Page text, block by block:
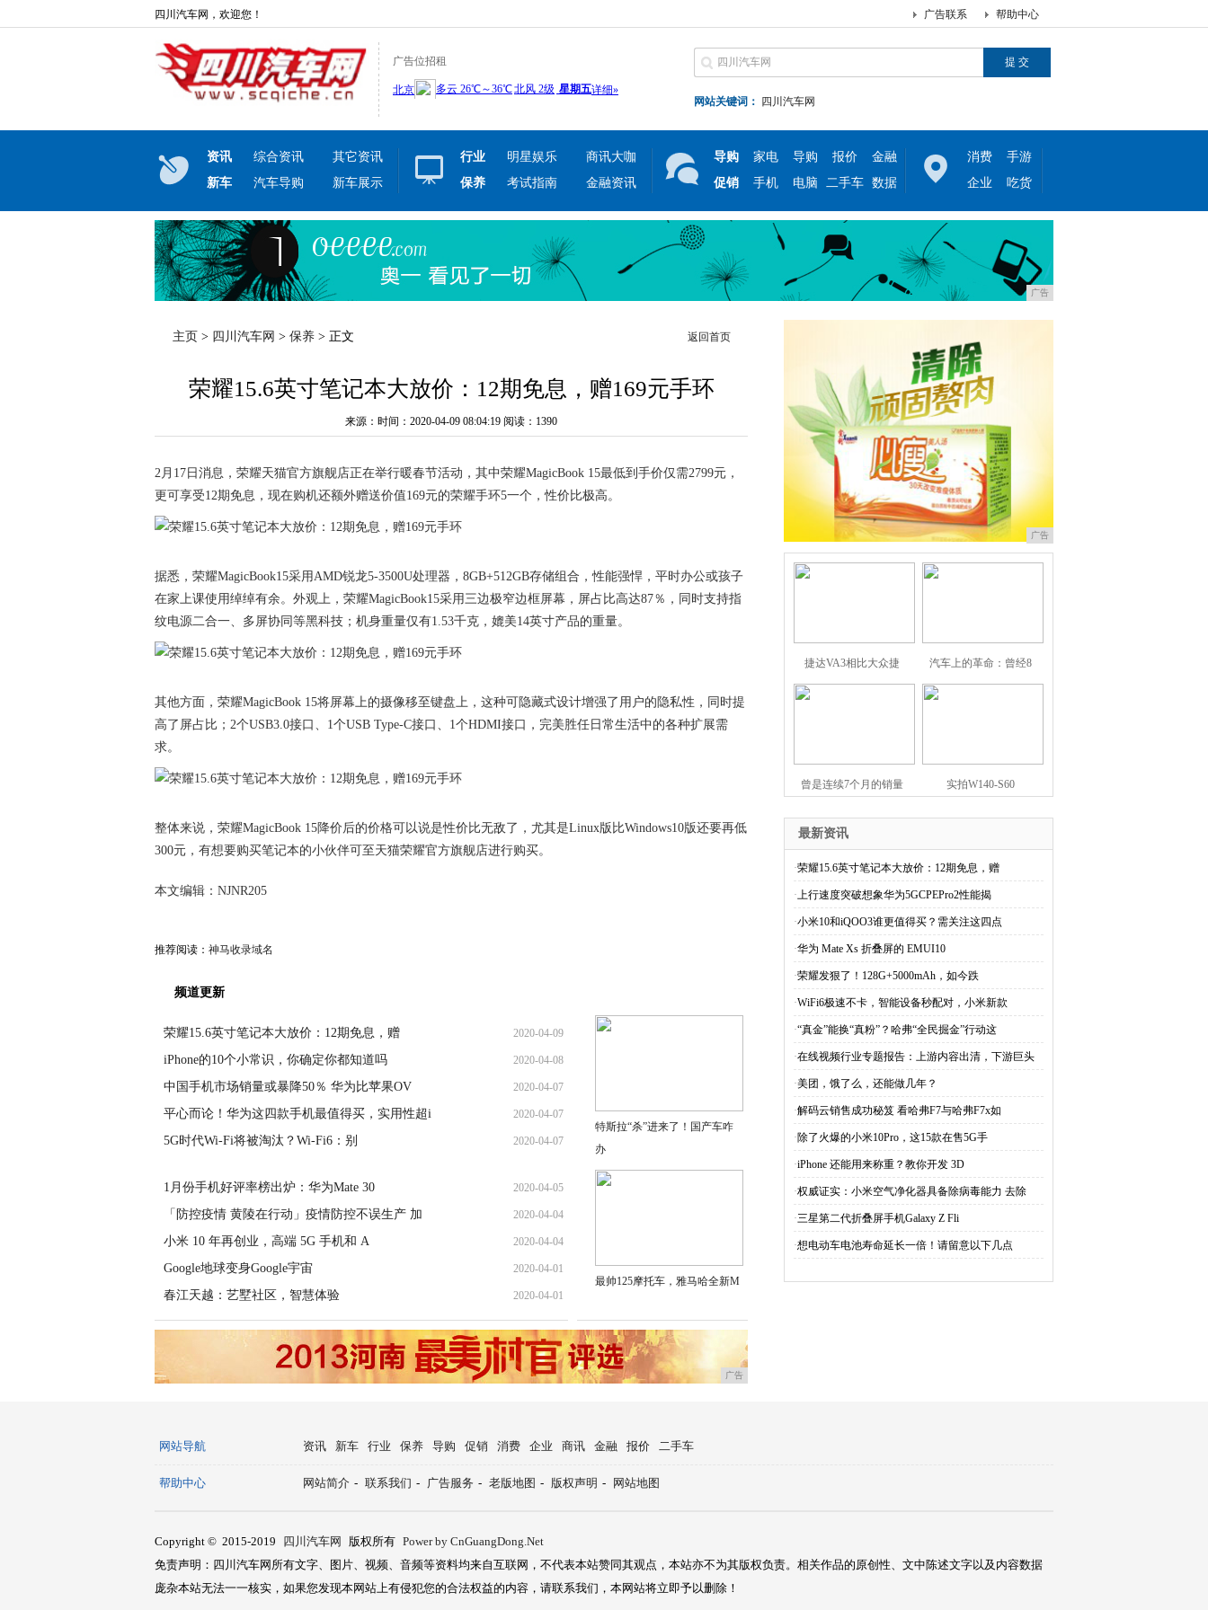
四川汽车网，欢迎您！ 帮助中心
广告联系
广告位招租
网站关键词： 四川汽车网
资讯 综合资讯
其它资讯
新车
汽车导购 新车展示
行业 明星娱乐
商讯大咖
保养
考试指南 金融资讯
导购 家电 导购 报价
金融
促销
手机 电脑 二手车 数据
消费
手游
企业
吃货
广告
主页 > 四川汽车网 > 保养 > 正文 返回首页
荣耀15.6英寸笔记本大放价：12期免息，赠169元手环
来源：时间：2020-04-09 08:04:19 阅读：1390
2月17日消息，荣耀天猫官方旗舰店正在举行暖春节活动，其中荣耀MagicBook 15最低到手价仅需2799元，
更可享受12期免息，现在购机还额外赠送价值169元的荣耀手环5一个，性价比极高。
据悉，荣耀MagicBook15采用AMD锐龙5-3500U处理器，8GB+512GB存储组合，性能强悍，平时办公或孩子
在家上课使用绰绰有余。外观上，荣耀MagicBook15采用三边极窄边框屏幕，屏占比高达87％，同时支持指
纹电源二合一、多屏协同等黑科技；机身重量仅有1.53千克，媲美14英寸产品的重量。
其他方面，荣耀MagicBook 15将屏幕上的摄像移至键盘上，这种可隐藏式设计增强了用户的隐私性，同时提
高了屏占比；2个USB3.0接口、1个USB Type-C接口、1个HDMI接口，完美胜任日常生活中的各种扩展需
求。
整体来说，荣耀MagicBook 15降价后的价格可以说是性价比无敌了，尤其是Linux版比Windows10版还要再低
300元，有想要购买笔记本的小伙伴可至天猫荣耀官方旗舰店进行购买。
本文编辑：NJNR205
推荐阅读： 神马收录域名
频道更新
荣耀15.6英寸笔记本大放价：12期免息，赠 2020-04-09
iPhone的10个小常识，你确定你都知道吗 2020-04-08
中国手机市场销量或暴降50％ 华为比苹果OV 2020-04-07
平心而论！华为这四款手机最值得买，实用性超i 2020-04-07
5G时代Wi-Fi将被淘汰？Wi-Fi6：别 2020-04-07
1月份手机好评率榜出炉：华为Mate 30 2020-04-05
「防控疫情 黄陵在行动」疫情防控不误生产 加 2020-04-04
小米 10 年再创业，高端 5G 手机和 A 2020-04-04
Google地球变身Google宇宙 2020-04-01
春江天越：艺墅社区，智慧体验 2020-04-01
特斯拉“杀”进来了！国产车咋
办
最帅125摩托车，雅马哈全新M
广告
广告
捷达VA3相比大众捷 汽车上的革命：曾经8
曾是连续7个月的销量 实拍W140-S60
最新资讯
·荣耀15.6英寸笔记本大放价：12期免息，赠
·上行速度突破想象华为5GCPEPro2性能揭
·小米10和iQOO3谁更值得买？需关注这四点
·华为 Mate Xs 折叠屏的 EMUI10
·荣耀发狠了！128G+5000mAh，如今跌
·WiFi6极速不卡，智能设备秒配对，小米新款
·“真金”能换“真粉”？哈弗“全民掘金”行动这
·在线视频行业专题报告：上游内容出清，下游巨头
·美团，饿了么，还能做几年？
·解码云销售成功秘笈 看哈弗F7与哈弗F7x如
·除了火爆的小米10Pro，这15款在售5G手
·iPhone 还能用来称重？教你开发 3D
·权威证实：小米空气净化器具备除病毒能力 去除
·三星第二代折叠屏手机Galaxy Z Fli
·想电动车电池寿命延长一倍！请留意以下几点
网站导航 资讯 新车 行业 保养 导购 促销 消费 企业 商讯 金融 报价 二手车
帮助中心 网站简介 - 联系我们 - 广告服务 - 老版地图 - 版权声明 - 网站地图
Copyright © 2015-2019 四川汽车网 版权所有 Power by CnGuangDong.Net
免责声明：四川汽车网所有文字、图片、视频、音频等资料均来自互联网，不代表本站赞同其观点，本站亦不为其版权负责。相关作品的原创性、文中陈述文字以及内容数据
庞杂本站无法一一核实，如果您发现本网站上有侵犯您的合法权益的内容，请联系我们，本网站将立即予以删除！